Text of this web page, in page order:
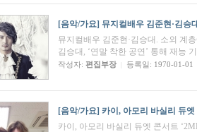
[음악/가요] 뮤지컬배우 김준현·김승
뮤지컬배우 김준현·김승대. 소외 계
김승대, ‘연말 착한 공연’ 통해 재능
작성자: 편집부장 등록일: 1970-01-01
[음악/가요] 카이, 아모리 바실리 듀
카이, 아모리 바실리 듀엣 콘서트